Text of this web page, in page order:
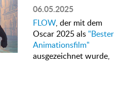
06.05.2025
FLOW, der mit dem
Oscar 2025 als "Bester
Animationsfilm"
ausgezeichnet wurde,